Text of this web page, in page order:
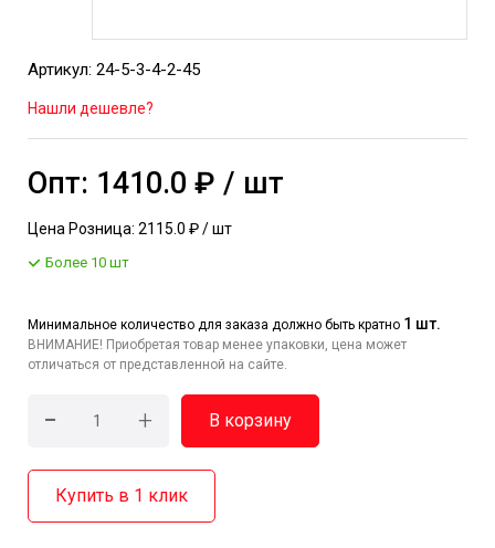
Артикул: 24-5-3-4-2-45
Нашли дешевле?
Опт: 1410.0 ₽ / шт
Цена Розница: 2115.0 ₽ / шт
Более 10 шт
Минимальное количество для заказа должно быть кратно 1 шт.
ВНИМАНИЕ! Приобретая товар менее упаковки, цена может
отличаться от представленной на сайте.
- + В корзину
Купить в 1 клик